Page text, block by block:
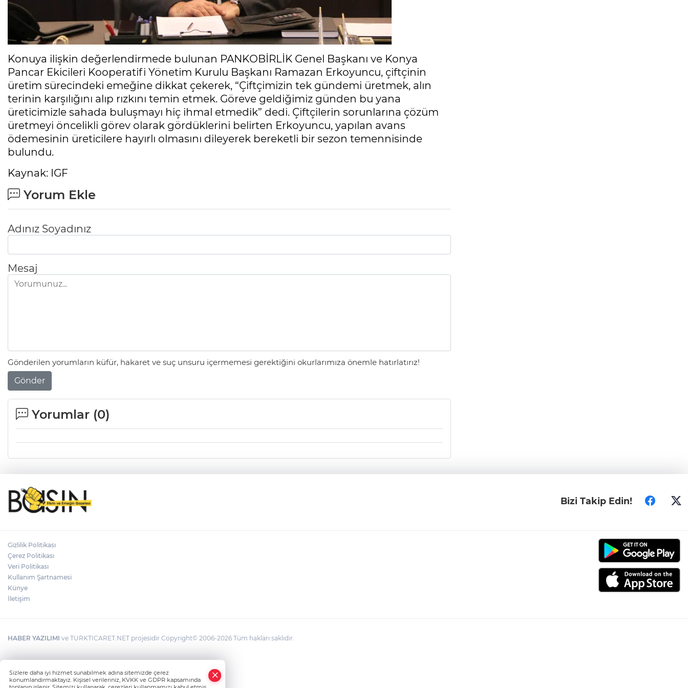
Konuya ilişkin değerlendirmede bulunan PANKOBİRLİK Genel Başkanı ve Konya
Pancar Ekicileri Kooperatifi Yönetim Kurulu Başkanı Ramazan Erkoyuncu, çiftçinin
üretim sürecindeki emeğine dikkat çekerek, “Çiftçimizin tek gündemi üretmek, alın
terinin karşılığını alıp rızkını temin etmek. Göreve geldiğimiz günden bu yana
üreticimizle sahada buluşmayı hiç ihmal etmedik” dedi. Çiftçilerin sorunlarına çözüm
üretmeyi öncelikli görev olarak gördüklerini belirten Erkoyuncu, yapılan avans
ödemesinin üreticilere hayırlı olmasını dileyerek bereketli bir sezon temennisinde
bulundu.
Kaynak: IGF
Yorum Ekle
Adınız Soyadınız
Mesaj
Gönderilen yorumların küfür, hakaret ve suç unsuru içermemesi gerektiğini okurlarımıza önemle hatırlatırız!
Gönder
Yorumlar (0)
Bizi Takip Edin!
Gizlilik Politikası
Çerez Politikası
Veri Politikası
Kullanım Şartnamesi
Künye
İletişim
HABER YAZILIMI ve TURKTICARET.NET projesidir Copyright© 2006-2026 Tüm hakları saklıdır.
Sizlere daha iyi hizmet sunabilmek adına sitemizde çerez
konumlandırmaktayız. Kişisel verileriniz, KVKK ve GDPR kapsamında